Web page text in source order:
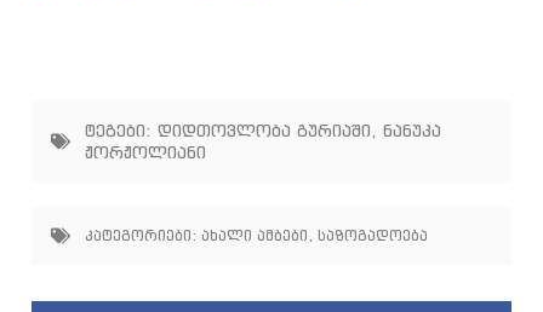
ტეგები: დიდთოვლობა გურიაში, ნანუკა
ჟორჟოლიანი
კატეგორიები: ახალი ამბები , საზოგადოება